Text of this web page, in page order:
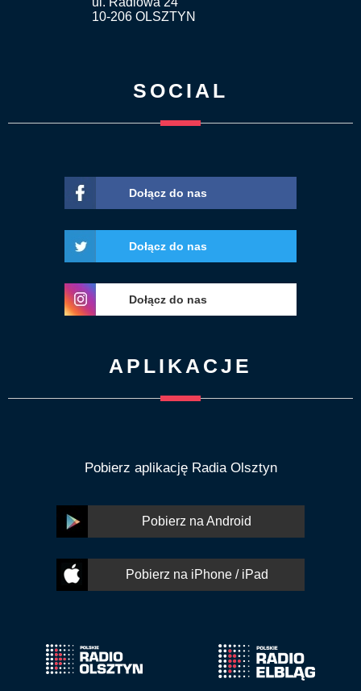
10-206 OLSZTYN
SOCIAL
Dołącz do nas
Dołącz do nas
Dołącz do nas
APLIKACJE
Pobierz aplikację Radia Olsztyn
Pobierz na Android
Pobierz na iPhone / iPad